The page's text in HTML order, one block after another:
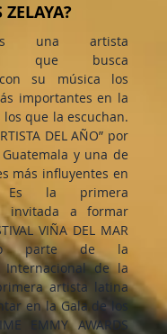
una artista
que busca
su música los
importantes en la
que la escuchan.
DEL AÑO” por
y una de
más influyentes en
la primera
invitada a formar
VIÑA DEL MAR
parte de la
Internacional de la
artista latina
en la Gala de los
EMMY AWARDS